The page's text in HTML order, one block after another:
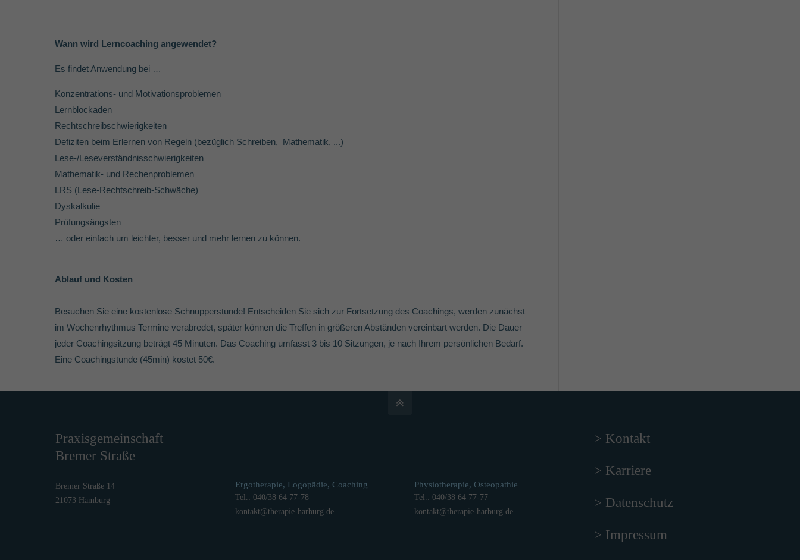
Wann wird Lerncoaching angewendet?
Es findet Anwendung bei …
Konzentrations- und Motivationsproblemen
Lernblockaden
Rechtschreibschwierigkeiten
Defiziten beim Erlernen von Regeln (bezüglich Schreiben, Mathematik, ...)
Lese-/Leseverständnisschwierigkeiten
Mathematik- und Rechenproblemen
LRS (Lese-Rechtschreib-Schwäche)
Dyskalkulie
Prüfungsängsten
… oder einfach um leichter, besser und mehr lernen zu können.
Ablauf und Kosten
Besuchen Sie eine kostenlose Schnupperstunde! Entscheiden Sie sich zur Fortsetzung des Coachings, werden zunächst
im Wochenrhythmus Termine verabredet, später können die Treffen in größeren Abständen vereinbart werden. Die Dauer
jeder Coachingsitzung beträgt 45 Minuten. Das Coaching umfasst 3 bis 10 Sitzungen, je nach Ihrem persönlichen Bedarf.
Eine Coachingstunde (45min) kostet 50€.
Praxisgemeinschaft
Bremer Straße
Bremer Straße 14
21073 Hamburg
Ergotherapie, Logopädie, Coaching
Tel.: 040/38 64 77-78
kontakt@therapie-harburg. de
Physiotherapie, Osteopathie
Tel.: 040/38 64 77-77
kontakt@therapie-harburg.de
> Kontakt
> Karriere
> Datenschutz
> Impressum